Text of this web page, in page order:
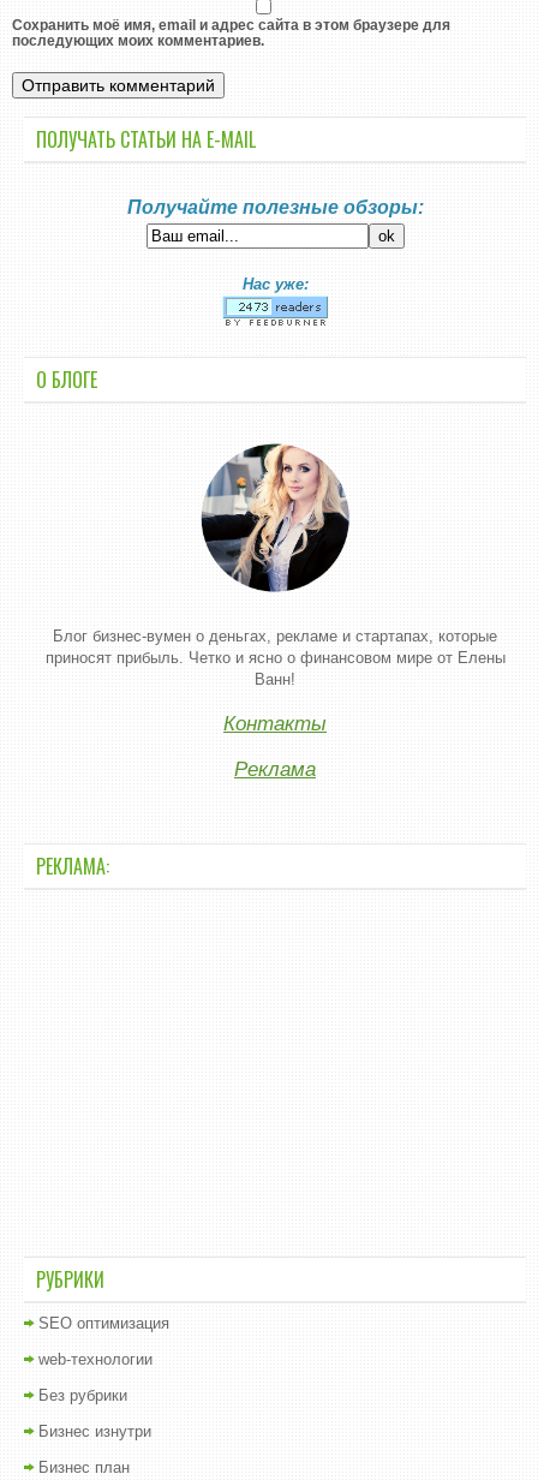
Сохранить моё имя, email и адрес сайта в этом браузере для
последующих моих комментариев.
ПОЛУЧАТЬ СТАТЬИ НА E-MАIL
Получайте полезные обзоры:
Нас уже:
О БЛОГЕ
Блог бизнес-вумен о деньгах, рекламе и стартапах, которые
приносят прибыль. Четко и ясно о финансовом мире от Елены
Ванн!
Контакты
Реклама
РЕКЛАМА:
РУБРИКИ
SEO оптимизация
web-технологии
Без рубрики
Бизнес изнутри
Бизнес план